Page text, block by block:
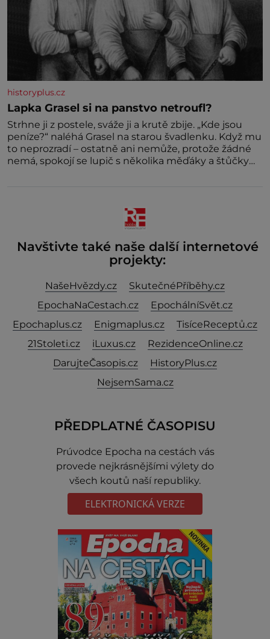
historyplus.cz
Lapka Grasel si na panstvo netroufl?
Strhne ji z postele, sváže ji a krutě zbije. „Kde jsou
peníze?“ naléhá Grasel na starou švadlenku. Když mu
to neprozradí – ostatně ani nemůže, protože žádné
nemá, spokojí se lupič s několika měďáky a štůčky
Navštivte také naše další internetové
projekty:
NašeHvězdy.cz
SkutečnéPříběhy.cz
EpochaNaCestach.cz
EpochálníSvět.cz
Epochaplus.cz
Enigmaplus.cz
TisíceReceptů.cz
21Stoleti.cz
iLuxus.cz
RezidenceOnline.cz
DarujteČasopis.cz
HistoryPlus.cz
NejsemSama.cz
PŘEDPLATNÉ ČASOPISU
Prúvodce Epocha na cestách vás
provede nejkrásnějšími výlety do
všech koutů naší republiky.
ELEKTRONICKÁ VERZE